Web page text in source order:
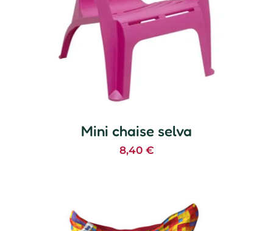
Mini chaise selva
8,40 €